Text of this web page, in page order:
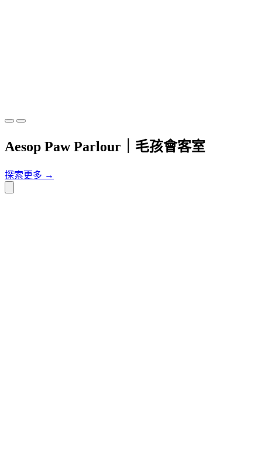
Aesop Paw Parlour｜毛孩會客室
探索更多 →